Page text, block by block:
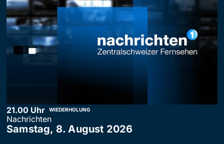
21.00 Uhr WIEDERHOLUNG
Nachrichten
Samstag, 8. August 2026